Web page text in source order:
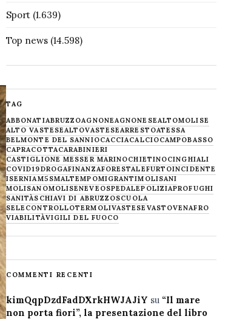
Sport(1.639)
Top news(14.598)
TAG
ABBONATIABRUZZOAGNONEAGNONESEALTOMOLISE
ALTO VASTESEALTOVASTESEARRESTOATESSA
BELMONTE DEL SANNIOCACCIACALCIOCAMPOBASSO
CAPRACOTTACARABINIERI
CASTIGLIONE MESSER MARINOCHIETINOCINGHIALI
COVID19DROGAFINANZAFORESTALEFURTOINCIDENTE
ISERNIAM5SMALTEMPOMIGRANTIMOLISANI
MOLISANOMOLISENEVE OSPEDALEPOLIZIAPROFUGHI
SANITÀSCHIAVI DI ABRUZZOSCUOLA
SELECONTROLLOTERMOLIVASTESE VASTOVENAFRO
VIABILITÀVIGILI DEL FUOCO
COMMENTI RECENTI
kimQqpDzdFadDXrkHWJAJiY su “Il mare
non porta fiori”, la presentazione del libro